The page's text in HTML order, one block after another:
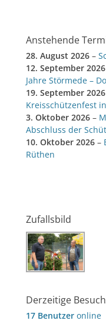
Anstehende
28. August 2026 –
12. September 2026
Jahre Störmede –
19. September 2026
Kreisschützenfest
3. Oktober 2026 –
Abschluss der
10. Oktober 2026 –
Rüthen
Zufallsbild
Derzeitige
17 Benutzer online